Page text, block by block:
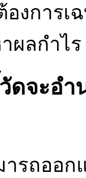
งการเ
ผลกำไร
ดจะอำ
ารถออ